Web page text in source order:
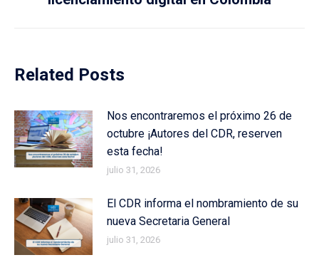
post:
Related Posts
Nos encontraremos el próximo 26 de
octubre ¡Autores del CDR, reserven
esta fecha!
julio 31, 2026
El CDR informa el nombramiento de su
nueva Secretaria General
julio 31, 2026